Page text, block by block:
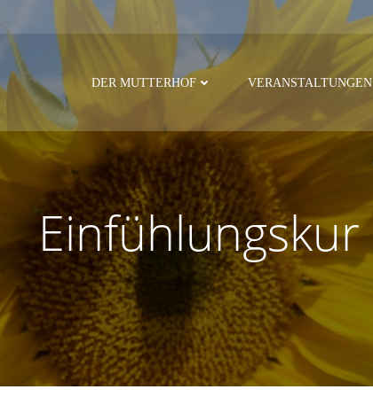
DER MUTTERHOF VERANSTALTUNGEN
Einfühlungskur